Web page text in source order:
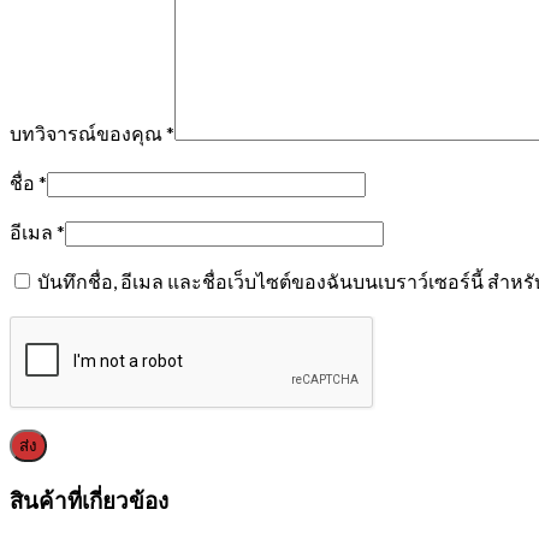
บทวิจารณ์ของคุณ*
ชื่อ *
อีเมล *
บันทึกชื่อ, อีเมล และชื่อเว็บไซต์ของฉันบนเบราว์เซอร์นี้ สำห
สินค้าที่เกี่ยวข้อง